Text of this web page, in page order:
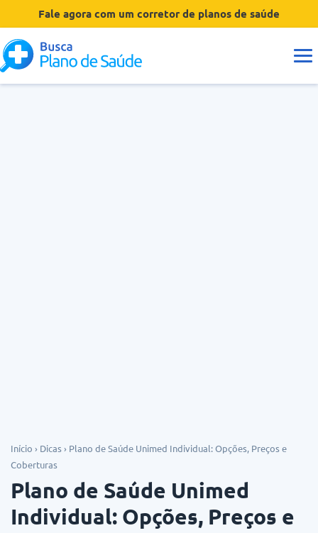
Fale agora com um corretor de planos de saúde
Início › Dicas› Plano de Saúde Unimed Individual: Opções, Preços e
Coberturas
Plano de Saúde Unimed
Individual: Opções, Preços e